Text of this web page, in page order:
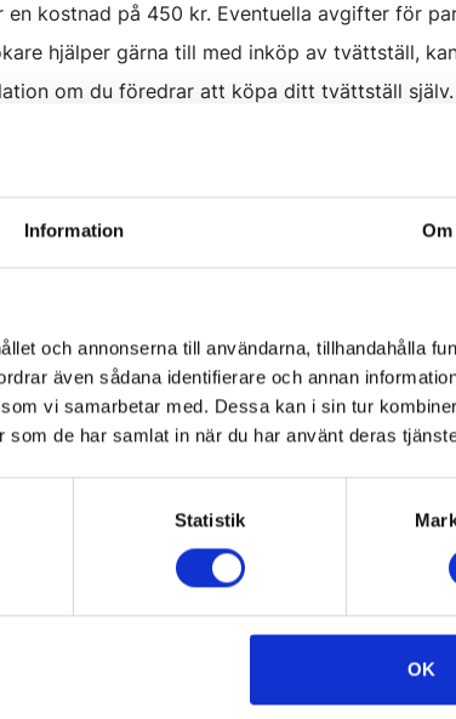
Information Om
och annonserna till användarna, tillhandahålla
även sådana identifierare och annan
vi samarbetar med. Dessa kan i sin tur
de har samlat in när du har använt deras
Statistik
OK
kostnad på 450 kr. Eventuella avgifter för
hjälper gärna till med inköp av tvättställ,
om du föredrar att köpa ditt tvättställ själv.
gälla när du ska byta tvättställsblandare. I
efter behov. Pris bekräftas av installatören
utrymmet. Tvättställ med fördjupning i
till tvättställ.
Avståndet får max vara 30 cm.
infästningsmöjligheter för tvättstället.
montage vara utfört på ett